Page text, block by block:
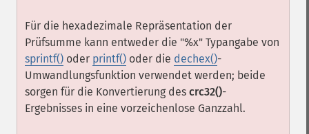
Für die hexadezimale Repräsentation der
Prüfsumme kann entweder die "%x" Typangabe von
sprintf() oder printf() oder die dechex()-
Umwandlungsfunktion verwendet werden; beide
sorgen für die Konvertierung des crc32()-
Ergebnisses in eine vorzeichenlose Ganzzahl.